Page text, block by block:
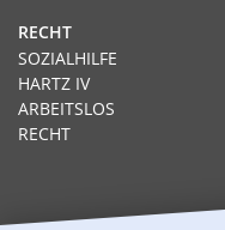
RECHT
SOZIALHILFE
HARTZ IV
ARBEITSLOS
RECHT